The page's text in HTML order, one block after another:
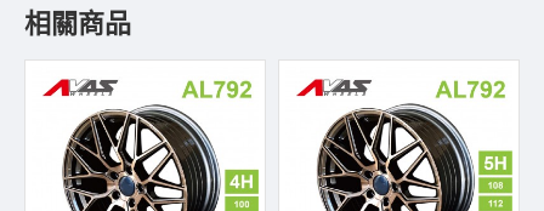
相關商品